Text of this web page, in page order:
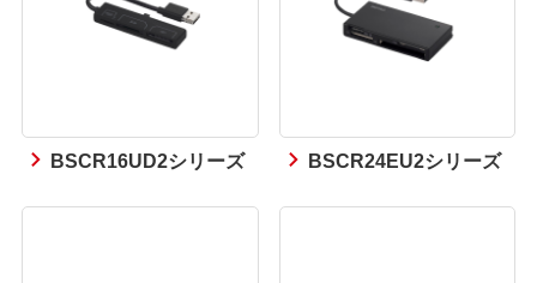
BSCR16UD2シリーズ BSCR24EU2シリーズ